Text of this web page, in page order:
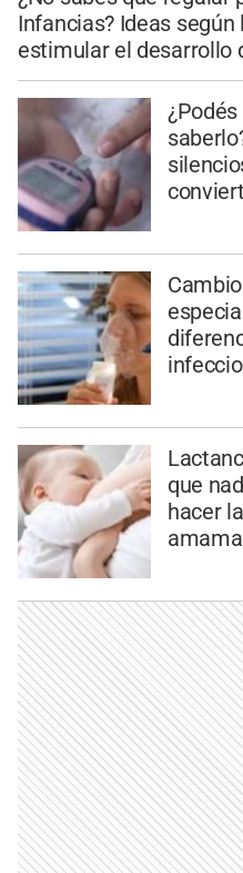
Infancias? Ideas
estimular el desarrollo
que
hacer